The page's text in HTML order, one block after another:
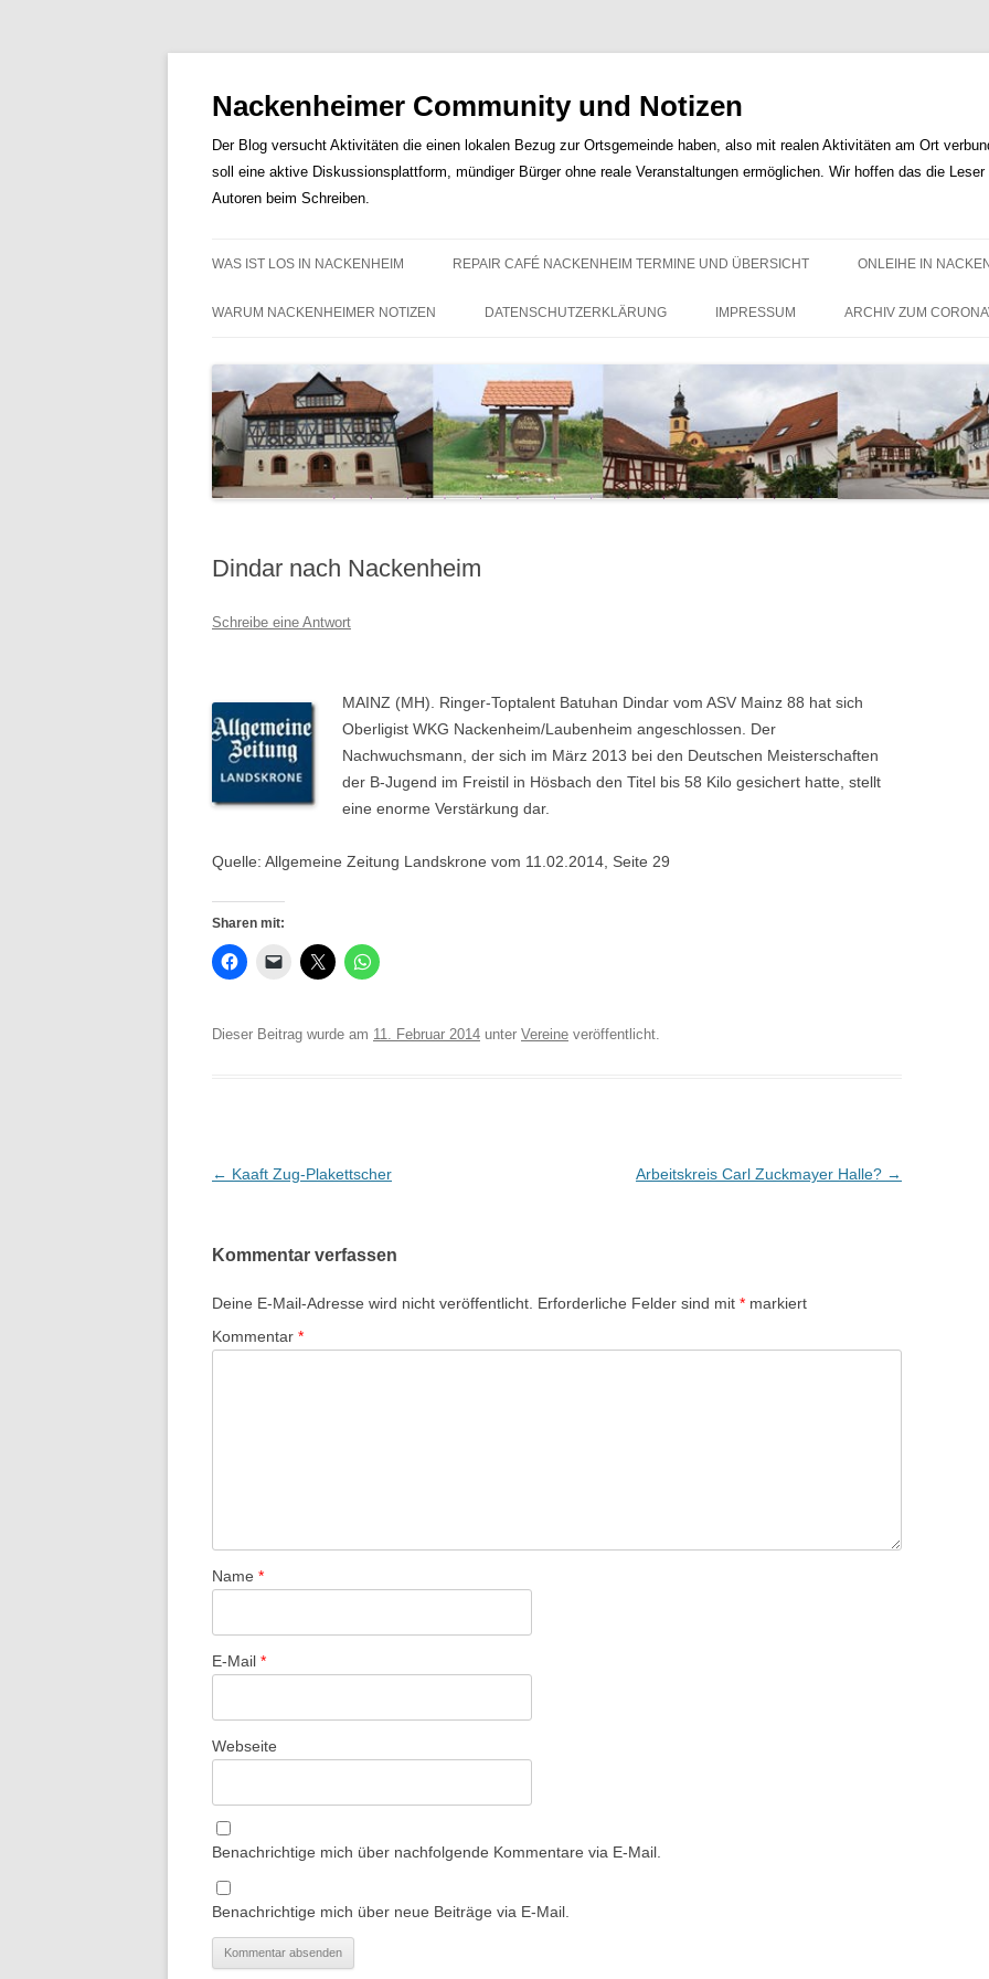
Nackenheimer Community und Notizen
Der Blog versucht Aktivitäten die einen lokalen Bezug zur Ortsgemeinde haben, also mit realen Aktivitäten am Ort
soll eine aktive Diskussionsplattform, mündiger Bürger ohne reale Veranstaltungen ermöglichen. Wir hoffen das die
Autoren beim Schreiben.
Inhalt
WAS IST LOS IN NACKENHEIM REPAIR CAFÉ NACKENHEIM TERMINE UND ÜBERSICHT ONLEIHE IN
WARUM NACKENHEIMER NOTIZEN DATENSCHUTZERKLÄRUNG IMPRESSUM ARCHIV ZUM
Dindar nach Nackenheim
Schreibe eine Antwort
MAINZ (MH). Ringer-Toptalent Batuhan Dindar vom ASV Mainz 88 hat sich
Oberligist WKG Nackenheim/Laubenheim angeschlossen. Der
Nachwuchsmann, der sich im März 2013 bei den Deutschen Meisterschaften
der B-Jugend im Freistil in Hösbach den Titel bis 58 Kilo gesichert hatte, stellt
eine enorme Verstärkung dar.
Quelle: Allgemeine Zeitung Landskrone vom 11.02.2014, Seite 29
Sharen mit:
Dieser Beitrag wurde am 11. Februar 2014 unter Vereine veröffentlicht.
Beitrags-
← Kaaft Zug-Plakettscher Arbeitskreis Carl Zuckmayer Halle? →
Kommentar verfassen
Deine E-Mail-Adresse wird nicht veröffentlicht. Erforderliche Felder sind mit * markiert
Kommentar *
Name *
E-Mail *
Webseite
Benachrichtige mich über nachfolgende Kommentare via E-Mail.
Benachrichtige mich über neue Beiträge via E-Mail.